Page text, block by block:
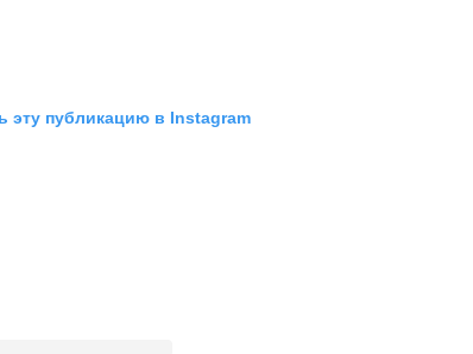
эту публикацию в Instagram